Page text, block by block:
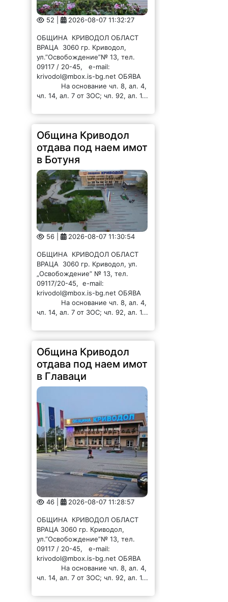
52 | 2026-08-07 11:32:27
ОБЩИНА КРИВОДОЛ ОБЛАСТ
ВРАЦА 3060 гр. Криводол,
ул.”Освобождение”№ 13, тел.
09117 / 20-45, e-mail:
krivodol@mbox.is-bg.net ОБЯВА
На основание чл. 8, ал. 4,
чл. 14, ал. 7 от ЗОС; чл. 92, ал. 1...
Община Криводол
отдава под наем имот
в Ботуня
56 | 2026-08-07 11:30:54
ОБЩИНА КРИВОДОЛ ОБЛАСТ
ВРАЦА 3060 гр. Криводол, ул.
„Освобождение” № 13, тел.
09117/20-45, e-mail:
krivodol@mbox.is-bg.net ОБЯВА
На основание чл. 8, ал. 4,
чл. 14, ал. 7 от ЗОС; чл. 92, ал. 1...
Община Криводол
отдава под наем имот
в Главаци
46 | 2026-08-07 11:28:57
ОБЩИНА КРИВОДОЛ ОБЛАСТ
ВРАЦА 3060 гр. Криводол,
ул.”Освобождение”№ 13, тел.
09117 / 20-45, e-mail:
krivodol@mbox.is-bg.net ОБЯВА
На основание чл. 8, ал. 4,
чл. 14, ал. 7 от ЗОС; чл. 92, ал. 1...